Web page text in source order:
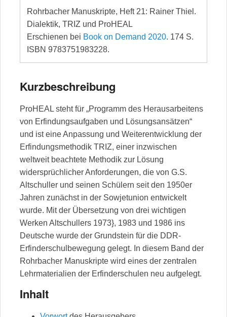
Rohrbacher Manuskripte, Heft 21: Rainer Thiel.
Dialektik, TRIZ und ProHEAL
Erschienen bei Book on Demand 2020. 174 S.
ISBN 9783751983228.
Kurzbeschreibung
ProHEAL steht für „Programm des Herausarbeitens
von Erfindungsaufgaben und Lösungsansätzen“
und ist eine Anpassung und Weiterentwicklung der
Erfindungsmethodik TRIZ, einer inzwischen
weltweit beachtete Methodik zur Lösung
widersprüchlicher Anforderungen, die von G.S.
Altschuller und seinen Schülern seit den 1950er
Jahren zunächst in der Sowjetunion entwickelt
wurde. Mit der Übersetzung von drei wichtigen
Werken Altschullers 1973}, 1983 und 1986 ins
Deutsche wurde der Grundstein für die DDR-
Erfinderschulbewegung gelegt. In diesem Band der
Rohrbacher Manuskripte wird eines der zentralen
Lehrmaterialien der Erfinderschulen neu aufgelegt.
Inhalt